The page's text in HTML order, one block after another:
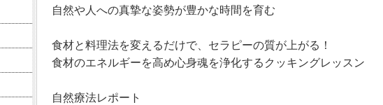
自然や人への真摯な姿勢が豊かな時間を育む
食材と料理法を変えるだけで、セラピーの質が上がる！
食材のエネルギーを高め心身魂を浄化するクッキングレッスン
自然療法レポート